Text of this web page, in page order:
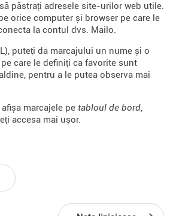
păstrați adresele site-urilor web utile.
orice computer și browser pe care le
la contul dvs. Mailo.
puteți da marcajului un nume și o
care le definiți ca favorite sunt
pentru a le putea observa mai
marcajele pe tabloul de bord,
accesa mai ușor.